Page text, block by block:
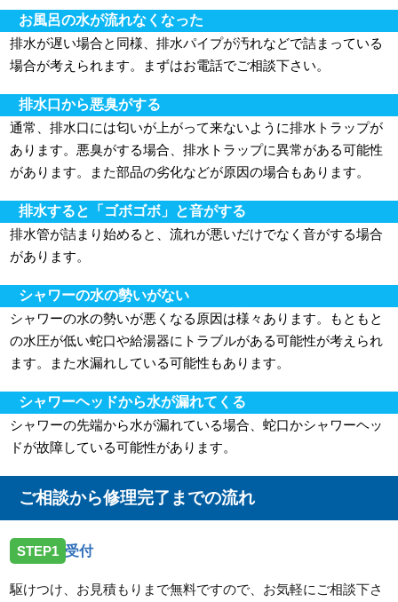
お風呂の水が流れなくなった
排水が遅い場合と同様、排水パイプが汚れなどで詰まっている
場合が考えられます。まずはお電話でご相談下さい。
排水口から悪臭がする
通常、排水口には匂いが上がって来ないように排水トラップが
あります。悪臭がする場合、排水トラップに異常がある可能性
があります。また部品の劣化などが原因の場合もあります。
排水すると「ゴボゴボ」と音がする
排水管が詰まり始めると、流れが悪いだけでなく音がする場合
があります。
シャワーの水の勢いがない
シャワーの水の勢いが悪くなる原因は様々あります。もともと
の水圧が低い蛇口や給湯器にトラブルがある可能性が考えられ
ます。また水漏れしている可能性もあります。
シャワーヘッドから水が漏れてくる
シャワーの先端から水が漏れている場合、蛇口かシャワーヘッ
ドが故障している可能性があります。
ご相談から修理完了までの流れ
STEP1 受付
駆けつけ、お見積もりまで無料ですので、お気軽にご相談下さ